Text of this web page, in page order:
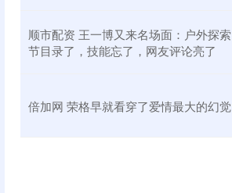
顺市配资 王一博又来名场面：户外探索
节目录了，技能忘了，网友评论亮了
倍加网 荣格早就看穿了爱情最大的幻觉